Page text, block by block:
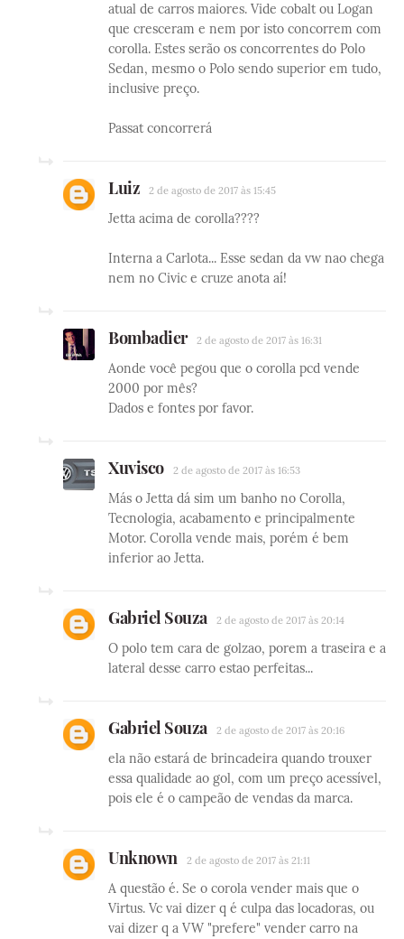
atual de carros maiores. Vide cobalt ou Logan
que cresceram e nem por isto concorrem com
corolla. Estes serão os concorrentes do Polo
Sedan, mesmo o Polo sendo superior em tudo,
inclusive preço.
Passat concorrerá
Luiz 2 de agosto de 2017 às 15:45
Jetta acima de corolla????
Interna a Carlota... Esse sedan da vw nao chega
nem no Civic e cruze anota aí!
Bombadier 2 de agosto de 2017 às 16:31
Aonde você pegou que o corolla pcd vende
2000 por mês?
Dados e fontes por favor.
Xuvisco 2 de agosto de 2017 às 16:53
Más o Jetta dá sim um banho no Corolla,
Tecnologia, acabamento e principalmente
Motor. Corolla vende mais, porém é bem
inferior ao Jetta.
Gabriel Souza 2 de agosto de 2017 às 20:14
O polo tem cara de golzao, porem a traseira e a
lateral desse carro estao perfeitas...
Gabriel Souza 2 de agosto de 2017 às 20:16
ela não estará de brincadeira quando trouxer
essa qualidade ao gol, com um preço acessível,
pois ele é o campeão de vendas da marca.
Unknown 2 de agosto de 2017 às 21:11
A questão é. Se o corola vender mais que o
Virtus. Vc vai dizer q é culpa das locadoras, ou
vai dizer q a VW "prefere" vender carro na